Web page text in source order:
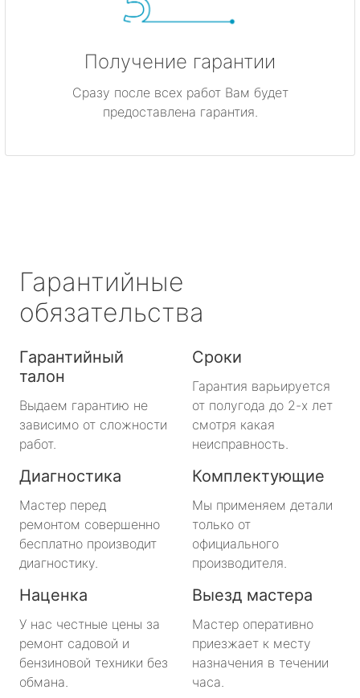
Получение гарантии
Сразу после всех работ Вам будет
предоставлена гарантия.
Гарантийные
обязательства
Гарантийный
талон
Выдаем гарантию не
зависимо от сложности
работ.
Сроки
Гарантия варьируется
от полугода до 2-х лет
смотря какая
неисправность.
Диагностика
Мастер перед
ремонтом совершенно
бесплатно производит
диагностику.
Комплектующие
Мы применяем детали
только от
официального
производителя.
Наценка
У нас честные цены за
ремонт садовой и
бензиновой техники без
обмана.
Выезд мастера
Мастер оперативно
приезжает к месту
назначения в течении
часа.